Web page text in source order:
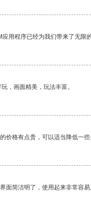
用程序已经为我们带来了无限
，画面精美，玩法丰富。
价格有点贵，可以适当降低一
面简洁明了，使用起来非常容易